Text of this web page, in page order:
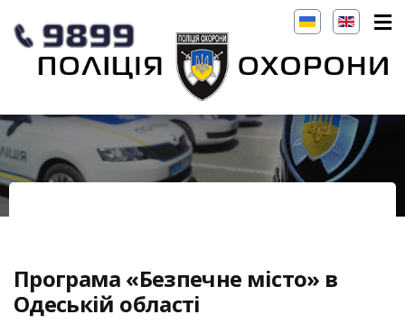
Програма «Безпечне місто» в
Одеській області